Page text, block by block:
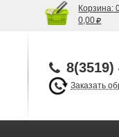
Корзина:
0,00
8(3519)
Заказать